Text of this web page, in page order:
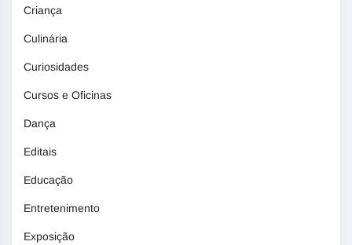
Criança
Culinária
Curiosidades
Cursos e Oficinas
Dança
Editais
Educação
Entretenimento
Exposição